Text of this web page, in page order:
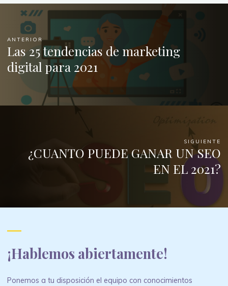
ANTERIOR
Las 25 tendencias de marketing
digital para 2021
SIGUIENTE
¿CUANTO PUEDE GANAR UN SEO
EN EL 2021?
¡Hablemos abiertamente!
Ponemos a tu disposición el equipo con conocimientos